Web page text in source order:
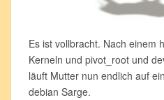
Es ist vollbracht. Nach einem
Kerneln und pivot_root und
läuft Mutter nun endlich auf
debian Sarge.